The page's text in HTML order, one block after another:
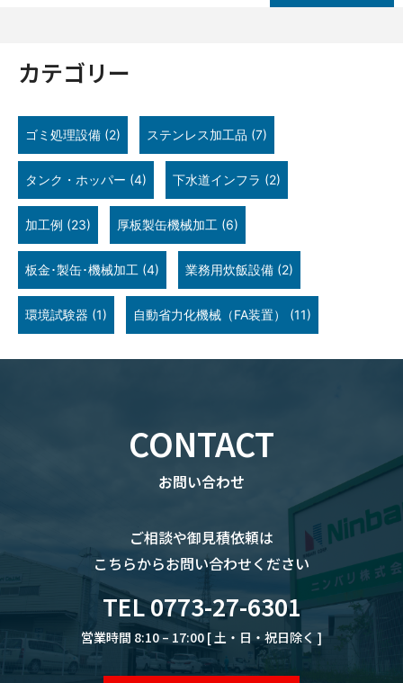
カテゴリー
ゴミ処理設備 (2) ステンレス加工品 (7)
タンク・ホッパー (4) 下水道インフラ (2)
加工例 (23) 厚板製缶機械加工 (6)
板金･製缶･機械加工 (4) 業務用炊飯設備 (2)
環境試験器 (1) 自動省力化機械（FA装置） (11)
CONTACT
お問い合わせ
ご相談や御見積依頼は
こちらからお問い合わせください
TEL 0773-27-6301
営業時間 8:10 – 17:00 [ 土・日・祝日除く ]